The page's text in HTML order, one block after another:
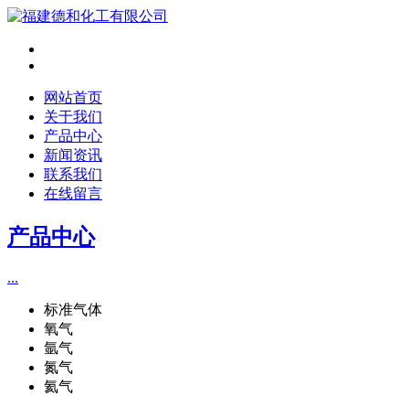
网站首页
关于我们
产品中心
新闻资讯
联系我们
在线留言
产品中心
...
标准气体
氧气
氩气
氮气
氦气